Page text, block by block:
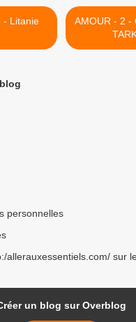
- Litanie
AMOUR - 2 -
personnelles
allerauxessentiels.com/ sur
un blog sur Overblog